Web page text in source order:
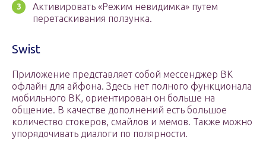
Активировать «Режим невидимка» путем
перетаскивания ползунка.
Swist
Приложение представляет собой мессенджер ВК
офлайн для айфона. Здесь нет полного функционала
мобильного ВК, ориентирован он больше на
общение. В качестве дополнений есть большое
количество стокеров, смайлов и мемов. Также можно
упорядочивать диалоги по полярности.